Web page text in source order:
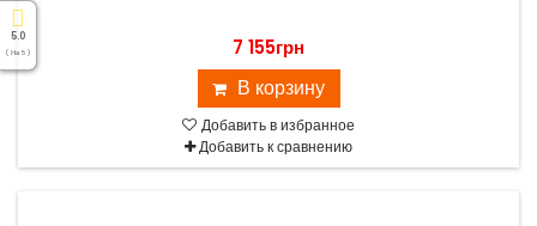
7 155грн
В корзину
Добавить в избранное
Добавить к сравнению
5.0
( На 5 )